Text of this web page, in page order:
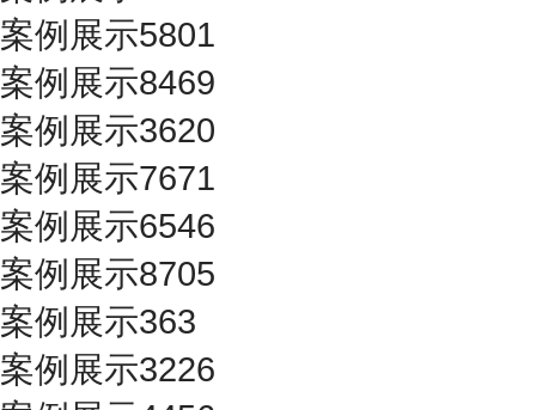
案例展示5801
案例展示8469
案例展示3620
案例展示7671
案例展示6546
案例展示8705
案例展示363
案例展示3226